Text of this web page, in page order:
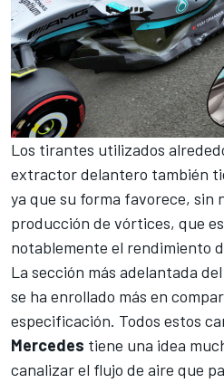
Los tirantes utilizados
extractor delantero también
ya que su forma favorece, sin
producción de vórtices, que
notablemente el rendimiento
La sección más adelantada
se ha enrollado más en
especificación. Todos estos
Mercedes tiene una idea
canalizar el flujo de aire que